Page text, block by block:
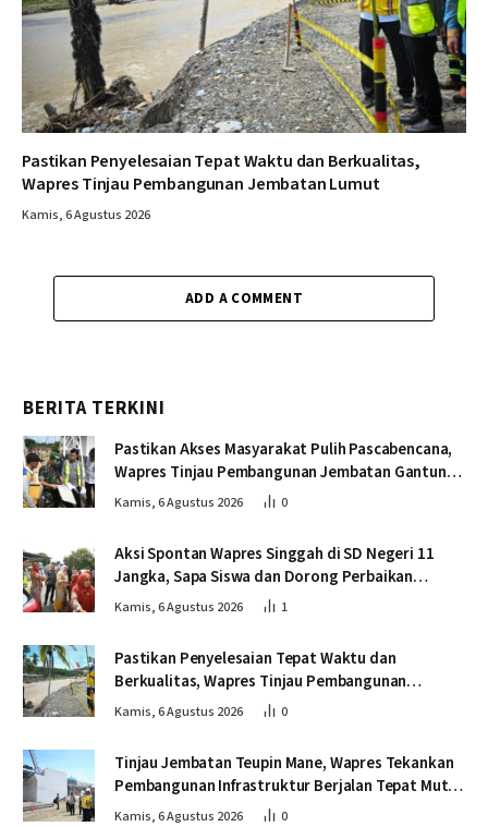
Pastikan Penyelesaian Tepat Waktu dan Berkualitas,
Wapres Tinjau Pembangunan Jembatan Lumut
Kamis, 6 Agustus 2026
ADD A COMMENT
BERITA TERKINI
Pastikan Akses Masyarakat Pulih Pascabencana,
Wapres Tinjau Pembangunan Jembatan Gantung
Kendawi
Kamis, 6 Agustus 2026 0
Aksi Spontan Wapres Singgah di SD Negeri 11
Jangka, Sapa Siswa dan Dorong Perbaikan
Sekolah
Kamis, 6 Agustus 2026 1
Pastikan Penyelesaian Tepat Waktu dan
Berkualitas, Wapres Tinjau Pembangunan
Jembatan Lumut
Kamis, 6 Agustus 2026 0
Tinjau Jembatan Teupin Mane, Wapres Tekankan
Pembangunan Infrastruktur Berjalan Tepat Mutu
dan Tepat Waktu
Kamis, 6 Agustus 2026 0